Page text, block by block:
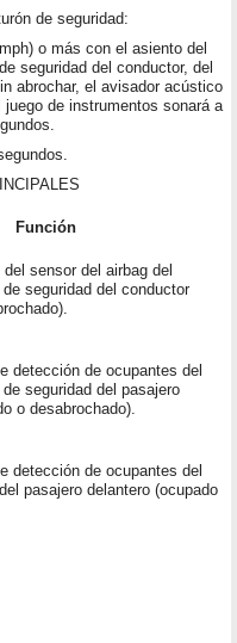
de seguridad:
o más con el asiento del
seguridad del conductor, del
abrochar, el avisador acústico
de instrumentos sonará a
Función
sensor del airbag del
seguridad del conductor
detección de ocupantes del
seguridad del pasajero
o desabrochado).
detección de ocupantes del
pasajero delantero (ocupado